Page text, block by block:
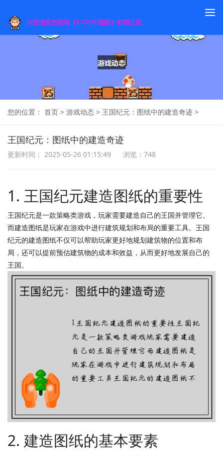
您的位置： 首页 > 游戏动态 > 王国纪元：图纸中的建造奇迹 >
王国纪元：图纸中的建造奇迹
更新时间： 2025-05-26 01:15:49 浏览：748
1. 王国纪元建造图纸的重要性
王国纪元是一款策略类游戏，玩家需要建造自己的王国并管理它。
而建造图纸是玩家在游戏中进行建筑规划和布局的重要工具。王国
纪元的建造图纸不仅可以帮助玩家更好地规划建筑物的位置和布
局，还可以提前预估建筑物的成本和效益，从而更好地发展自己的
王国。
2. 建造图纸的基本要素